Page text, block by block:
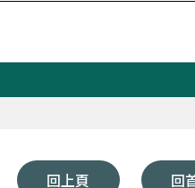
回上頁 回